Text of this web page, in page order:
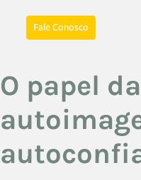
Fale Conosco
O papel da